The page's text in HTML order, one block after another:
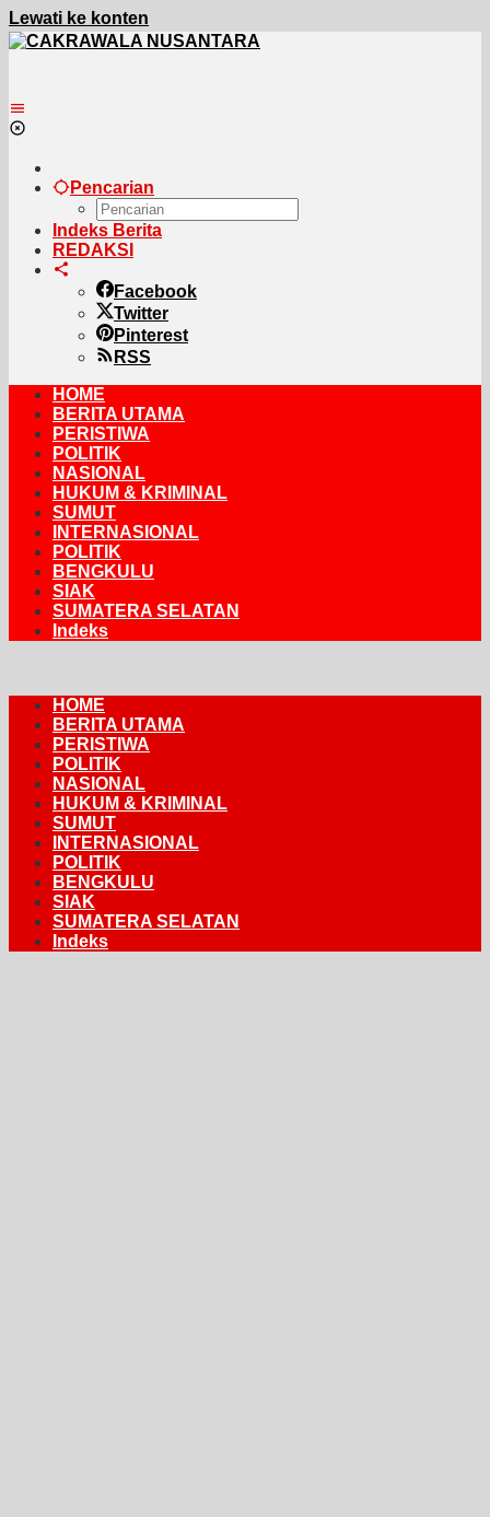
Lewati ke konten
Pencarian
Indeks Berita
REDAKSI
Facebook
Twitter
Pinterest
RSS
HOME
BERITA UTAMA
PERISTIWA
POLITIK
NASIONAL
HUKUM & KRIMINAL
SUMUT
INTERNASIONAL
POLITIK
BENGKULU
SIAK
SUMATERA SELATAN
Indeks
HOME
BERITA UTAMA
PERISTIWA
POLITIK
NASIONAL
HUKUM & KRIMINAL
SUMUT
INTERNASIONAL
POLITIK
BENGKULU
SIAK
SUMATERA SELATAN
Indeks